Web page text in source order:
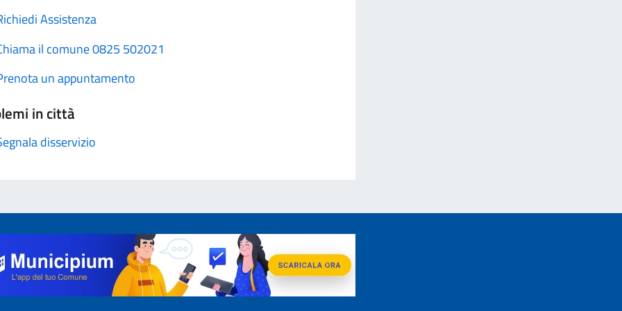
Assistenza
il comune 0825 502021
un appuntamento
in città
disservizio